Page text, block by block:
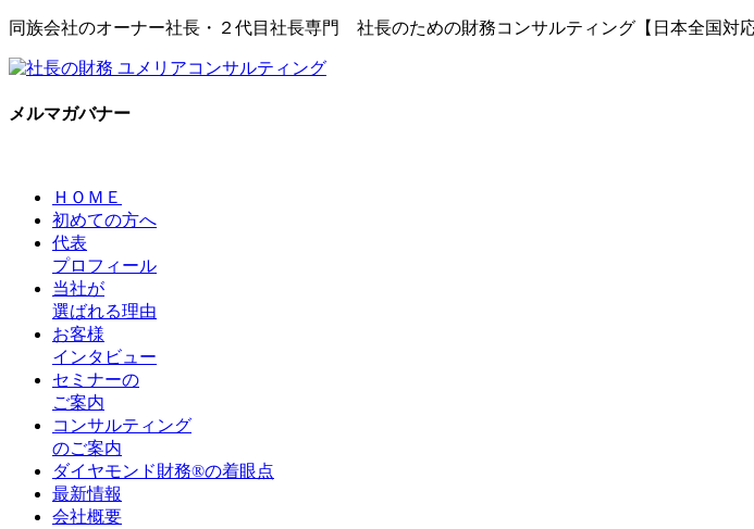
同族会社のオーナー社長・２代目社長専門 社長のための財務コンサルティング【日本全国対応
メルマガバナー
ＨＯＭＥ
初めての方へ
代表
プロフィール
当社が
選ばれる理由
お客様
インタビュー
セミナーの
ご案内
コンサルティング
のご案内
ダイヤモンド財務®の着眼点
最新情報
会社概要